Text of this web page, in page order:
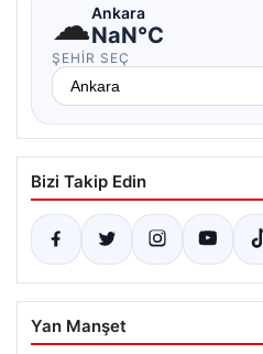
☁Ankara
NaN°C
ŞEHIR SEÇ
Bizi Takip Edin
Yan Manşet